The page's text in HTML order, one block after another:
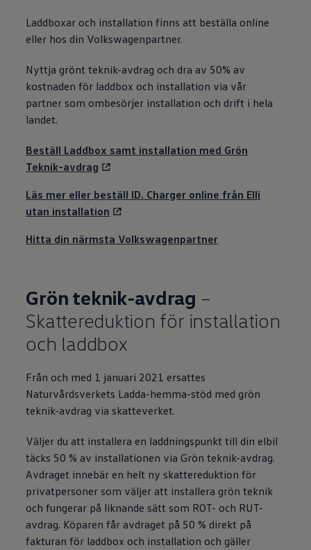
Laddboxar och installation finns att beställa online
eller hos din Volkswagenpartner.
Nyttja grönt teknik-avdrag och dra av 50% av
kostnaden för laddbox och installation via vår
partner som ombesörjer installation och drift i hela
landet.
Beställ Laddbox samt installation med Grön
Teknik-avdrag
Läs mer eller beställ ID. Charger online från Elli
utan installation
Hitta din närmsta Volkswagenpartner
Grön teknik-avdrag –
Skattereduktion för installation
och laddbox
Från och med 1 januari 2021 ersattes
Naturvårdsverkets Ladda-hemma-stöd med grön
teknik-avdrag via skatteverket.
Väljer du att installera en laddningspunkt till din elbil
täcks 50 % av installationen via Grön teknik-avdrag.
Avdraget innebär en helt ny skattereduktion för
privatpersoner som väljer att installera grön teknik
och fungerar på liknande sätt som ROT- och RUT-
avdrag. Köparen får avdraget på 50 % direkt på
fakturan för laddbox och installation och gäller